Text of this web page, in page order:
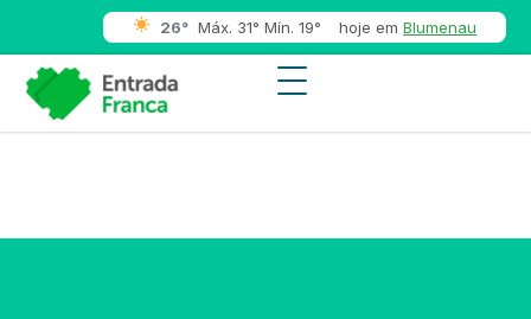
26° Máx. 31° Mín. 19° hoje em Blumenau